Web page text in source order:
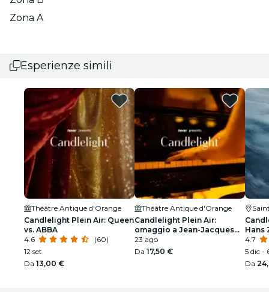
Zona A
Esperienze simili
Théâtre Antique d'Orange
Candlelight Plein Air: Queen
vs. ABBA
4.6
(60)
12 set
Da 13,00 €
Théâtre Antique d'Orange
Candlelight Plein Air:
omaggio a Jean-Jacques
Goldman
23 ago
Da 17,50 €
Hans
4.7
5 dic -
Da